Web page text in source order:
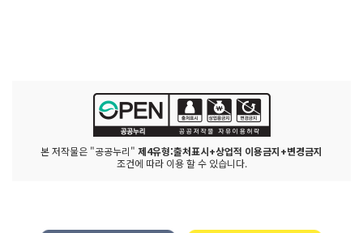
본 저작물은 "공공누리" 제4유형:출처표시+상업적 이용금지+변경금지
조건에 따라 이용 할 수 있습니다.